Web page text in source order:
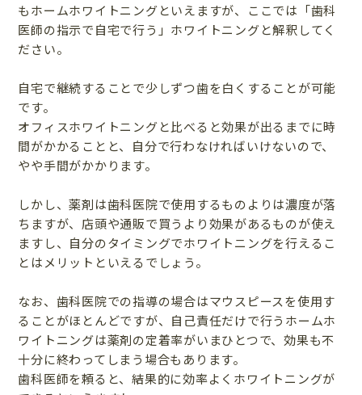
もホームホワイトニングといえますが、ここでは「歯科
医師の指示で自宅で行う」ホワイトニングと解釈してく
ださい。
自宅で継続することで少しずつ歯を白くすることが可能
です。
オフィスホワイトニングと比べると効果が出るまでに時
間がかかることと、自分で行わなければいけないので、
やや手間がかかります。
しかし、薬剤は歯科医院で使用するものよりは濃度が落
ちますが、店頭や通販で買うより効果があるものが使え
ますし、自分のタイミングでホワイトニングを行えるこ
とはメリットといえるでしょう。
なお、歯科医院での指導の場合はマウスピースを使用す
ることがほとんどですが、自己責任だけで行うホームホ
ワイトニングは薬剤の定着率がいまひとつで、効果も不
十分に終わってしまう場合もあります。
歯科医師を頼ると、結果的に効率よくホワイトニングが